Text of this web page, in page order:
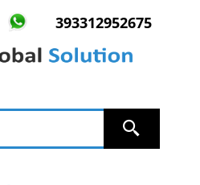
393312952675